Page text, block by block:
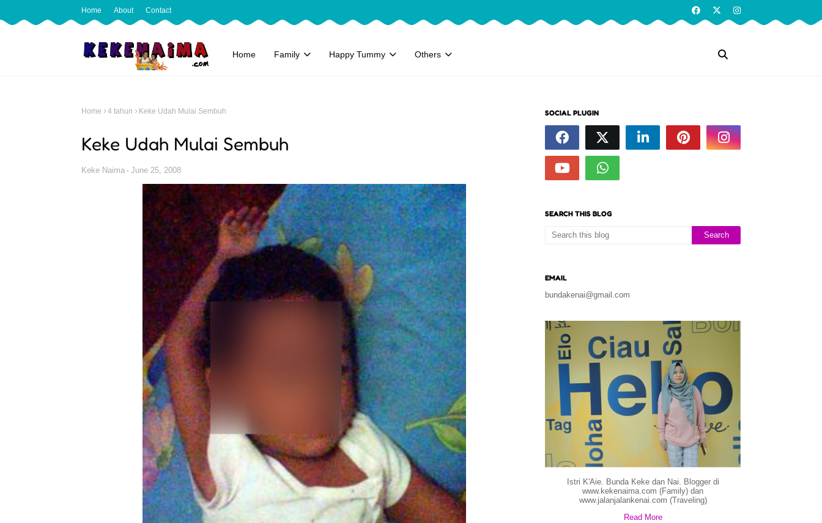
Home About Contact
Home Family Happy Tummy Others
Home 4 tahun Keke Udah Mulai Sembuh
Keke Udah Mulai Sembuh
Keke Naima June 25, 2008
SOCIAL PLUGIN
SEARCH THIS BLOG
EMAIL
bundakenai@gmail.com
Istri K'Aie. Bunda Keke dan Nai. Blogger di
www.kekenaima.com (Family) dan
www.jalanjalankenai.com (Traveling)
Read More